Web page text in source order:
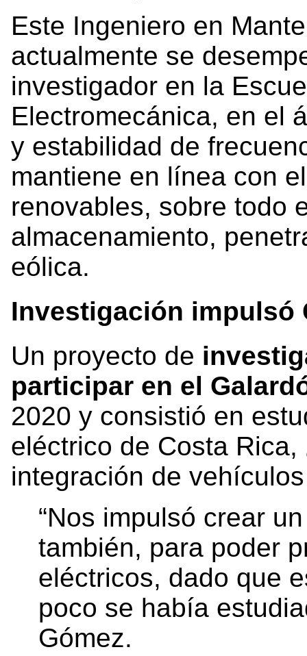
Este Ingeniero en
actualmente se
investigador en la
Electromecánica, en el
y estabilidad de
mantiene en línea con
renovables, sobre todo
almacenamiento,
eólica.
Investigación impulsó
Un proyecto de
participar en el
2020 y consistió en
eléctrico de Costa
integración de
“Nos impulsó crear
también, para poder
eléctricos, dado que
poco se había
Gómez.